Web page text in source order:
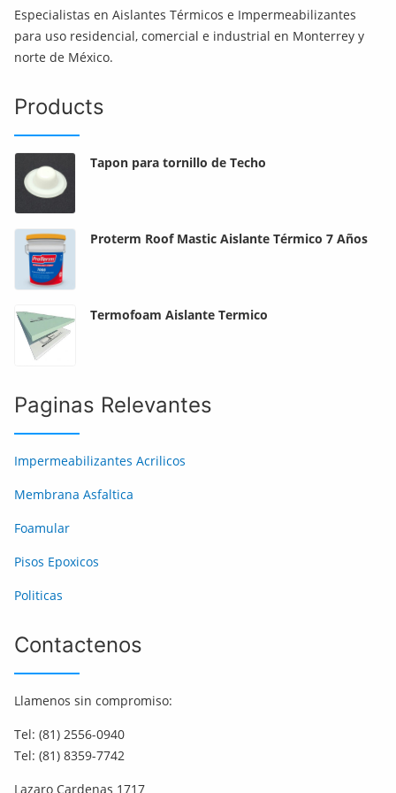
Especialistas en Aislantes Térmicos e Impermeabilizantes
para uso residencial, comercial e industrial en Monterrey y
norte de México.
Products
Tapon para tornillo de Techo
Proterm Roof Mastic Aislante Térmico 7 Años
Termofoam Aislante Termico
Paginas Relevantes
Impermeabilizantes Acrilicos
Membrana Asfaltica
Foamular
Pisos Epoxicos
Politicas
Contactenos
Llamenos sin compromiso:
Tel: (81) 2556-0940
Tel: (81) 8359-7742
Lazaro Cardenas 1717